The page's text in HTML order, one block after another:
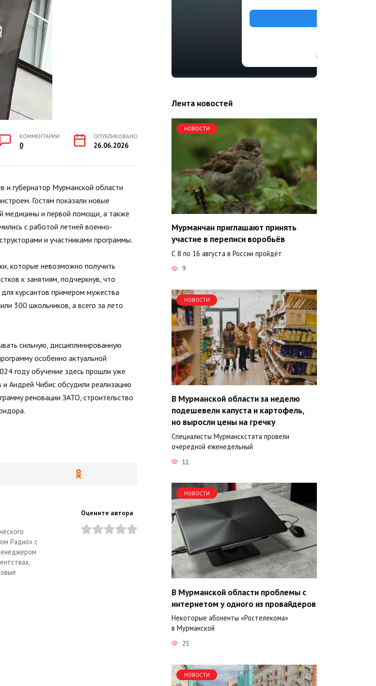
КОММЕНТАРИИ
0
ОПУБЛИКОВАНО
26.06.2026
и губернатор Мурманской области
Гостям показали новые
медицины и первой помощи, а также
с работой летней военно-
и участниками программы.
которые невозможно получить
к занятиям, подчеркнув, что
курсантов примером мужества
300 школьников, а всего за лето
сильную, дисциплинированную
особенно актуальной
году обучение здесь прошли уже
Андрей Чибис обсудили реализацию
реновации ЗАТО, строительство
Радио» с
Оцените автора
Лента новостей
НОВОСТИ
Мурманчан приглашают принять
участие в переписи воробьёв
С 8 по 16 августа в России пройдёт
9
НОВОСТИ
В Мурманской области за неделю
подешевели капуста и картофель,
но выросли цены на гречку
Специалисты Мурманскстата провели
очередной еженедельный
11
НОВОСТИ
В Мурманской области проблемы с
интернетом у одного из провайдеров
Некоторые абоненты «Ростелекома»
в Мурманской
25
НОВОСТИ